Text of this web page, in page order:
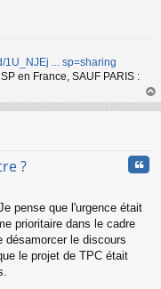
1U_NJEj ... sp=sharing
en France, SAUF PARIS :
au
?
pense que l'urgence était
prioritaire dans le cadre
le discours
le projet de TPC était